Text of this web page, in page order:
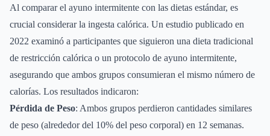
Al comparar el ayuno intermitente con las dietas estándar, es
crucial considerar la ingesta calórica. Un estudio publicado en
2022 examinó a participantes que siguieron una dieta tradicional
de restricción calórica o un protocolo de ayuno intermitente,
asegurando que ambos grupos consumieran el mismo número de
calorías. Los resultados indicaron:
Pérdida de Peso: Ambos grupos perdieron cantidades similares
de peso (alrededor del 10% del peso corporal) en 12 semanas.